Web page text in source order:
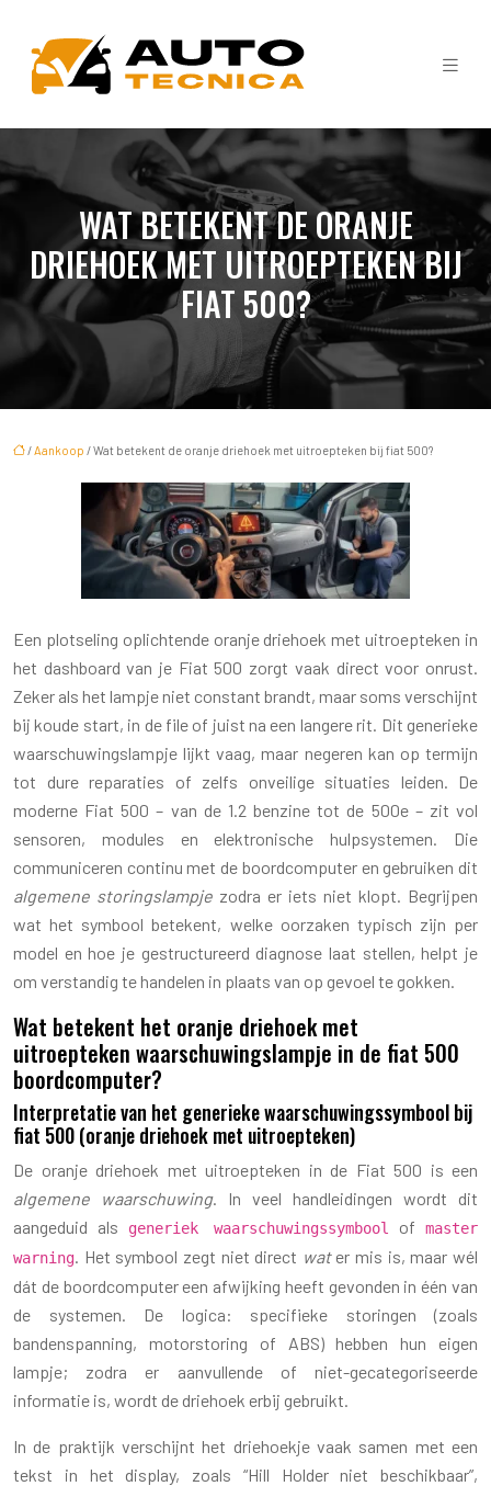
WAT BETEKENT DE ORANJE
DRIEHOEK MET UITROEPTEKEN BIJ
FIAT 500?
/Aankoop / Wat betekent de oranje driehoek met uitroepteken bij fiat 500?
Een plotseling oplichtende oranje driehoek met uitroepteken in
het dashboard van je Fiat 500 zorgt vaak direct voor onrust.
Zeker als het lampje niet constant brandt, maar soms verschijnt
bij koude start, in de file of juist na een langere rit. Dit generieke
waarschuwingslampje lijkt vaag, maar negeren kan op termijn
tot dure reparaties of zelfs onveilige situaties leiden. De
moderne Fiat 500 – van de 1.2 benzine tot de 500e – zit vol
sensoren, modules en elektronische hulpsystemen. Die
communiceren continu met de boordcomputer en gebruiken dit
algemene storingslampje zodra er iets niet klopt. Begrijpen
wat het symbool betekent, welke oorzaken typisch zijn per
model en hoe je gestructureerd diagnose laat stellen, helpt je
om verstandig te handelen in plaats van op gevoel te gokken.
Wat betekent het oranje driehoek met
uitroepteken waarschuwingslampje in de fiat 500
boordcomputer?
Interpretatie van het generieke waarschuwingssymbool bij
fiat 500 (oranje driehoek met uitroepteken)
De oranje driehoek met uitroepteken in de Fiat 500 is een
algemene waarschuwing. In veel handleidingen wordt dit
aangeduid als
generiek waarschuwingssymbool of master
warning. Het symbool zegt niet direct water mis is, maar wél
dát de boordcomputer een afwijking heeft gevonden in één van
de systemen. De logica: specifieke storingen (zoals
bandenspanning, motorstoring of ABS) hebben hun eigen
lampje; zodra er aanvullende of niet-gecategoriseerde
informatie is, wordt de driehoek erbij gebruikt.
In de praktijk verschijnt het driehoekje vaak samen met een
tekst in het display, zoals “Hill Holder niet beschikbaar”,